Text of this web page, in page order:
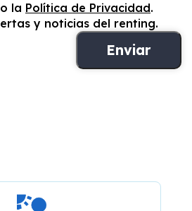
la Política de Privacidad.
y noticias del renting.